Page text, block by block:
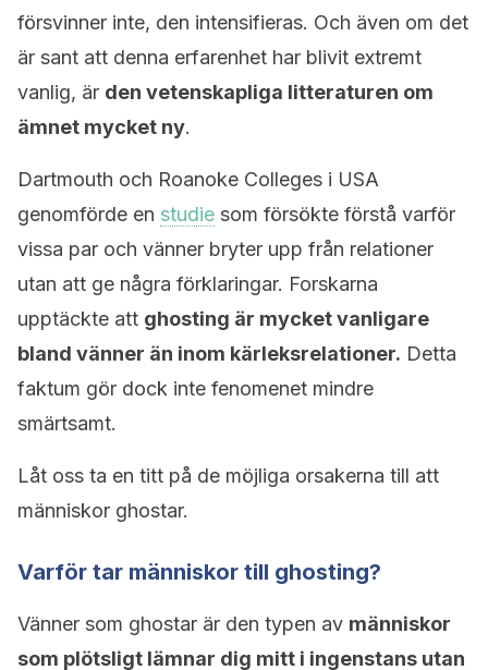
försvinner inte, den intensifieras. Och även om det
är sant att denna erfarenhet har blivit extremt
vanlig, är den vetenskapliga litteraturen om
ämnet mycket ny.
Dartmouth och Roanoke Colleges i USA
genomförde en studie som försökte förstå varför
vissa par och vänner bryter upp från relationer
utan att ge några förklaringar. Forskarna
upptäckte att ghosting är mycket vanligare
bland vänner än inom kärleksrelationer. Detta
faktum gör dock inte fenomenet mindre
smärtsamt.
Låt oss ta en titt på de möjliga orsakerna till att
människor ghostar.
Varför tar människor till ghosting?
Vänner som ghostar är den typen av människor
som plötsligt lämnar dig mitt i ingenstans utan